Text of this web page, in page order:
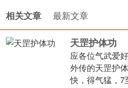
相关文章 最新文章
天罡护体功
应各位气武爱
外传的天罡护
快，得气猛，7